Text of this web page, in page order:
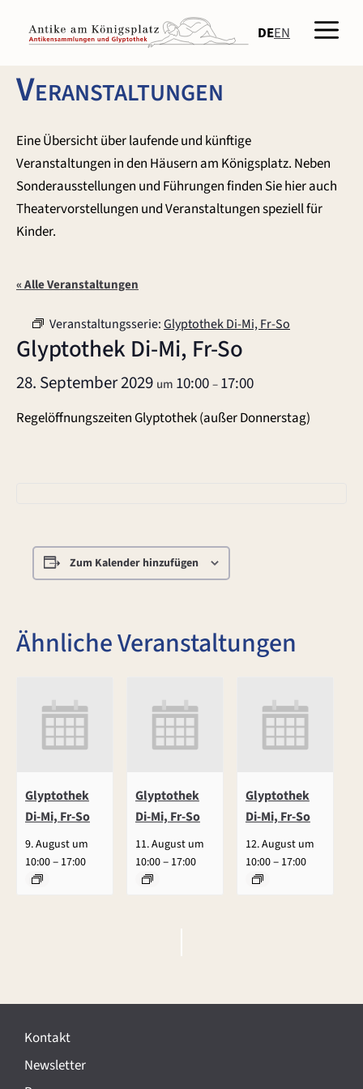
Inhalt
springen
DEEN
Veranstaltungen
Eine Übersicht über laufende und künftige
Veranstaltungen in den Häusern am Königsplatz. Neben
Sonderausstellungen und Führungen finden Sie hier auch
Theatervorstellungen und Veranstaltungen speziell für
Kinder.
« Alle Veranstaltungen
Veranstaltungsserie:Glyptothek Di-Mi, Fr-So
Glyptothek Di-Mi, Fr-So
28. September 2029 um 10:00–17:00
Regelöffnungszeiten Glyptothek (außer Donnerstag)
Zum Kalender hinzufügen
Ähnliche Veranstaltungen
Glyptothek
Di-Mi, Fr-So
9. August um
10:00– 17:00
Glyptothek
Di-Mi, Fr-So
11. August um
10:00– 17:00
Glyptothek
Di-Mi, Fr-So
12. August um
10:00– 17:00
e
a
n
Kontakt
Newsletter